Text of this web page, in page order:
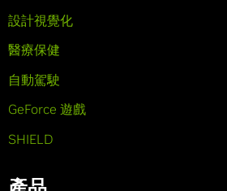
設計視覺化
醫療保健
自動駕駛
GeForce 遊戲
SHIELD